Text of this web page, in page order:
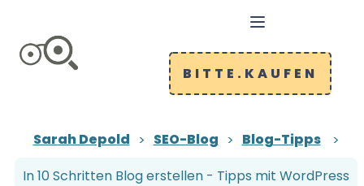
BITTE.KAUFEN
Sarah Depold SEO-Blog
Blog-Tipps
In 10 Schritten Blog erstellen - Tipps mit WordPress